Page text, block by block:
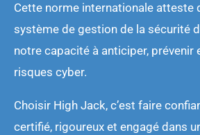
Cette norme internationale atteste
système de gestion de la sécurité
notre capacité à anticiper, prévenir
risques cyber.
Choisir High Jack, c’est faire
certifié, rigoureux et engagé dans